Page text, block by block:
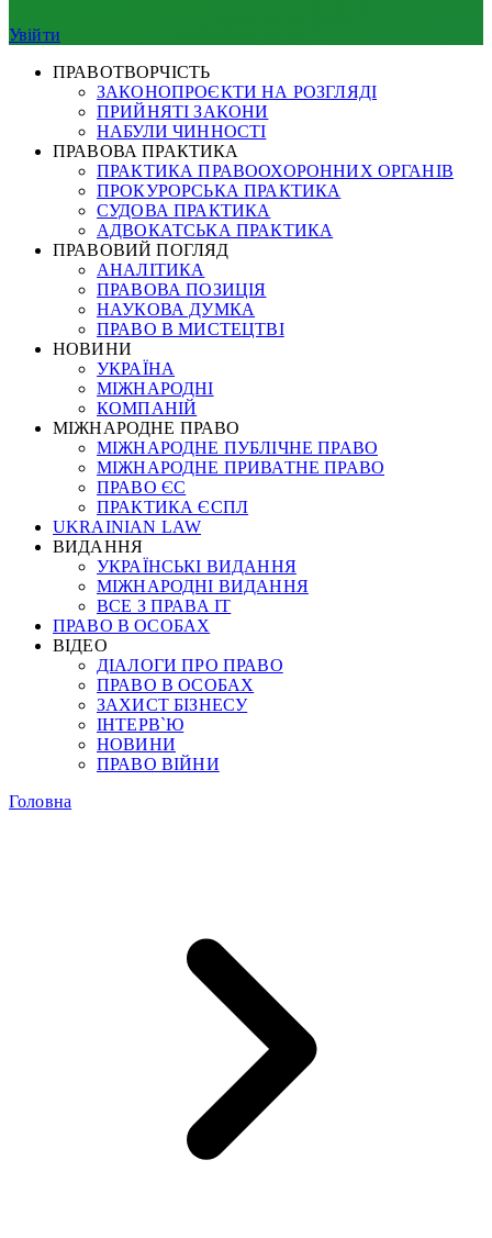
Увійти
ПРАВОТВОРЧІСТЬ
ЗАКОНОПРОЄКТИ НА РОЗГЛЯДІ
ПРИЙНЯТІ ЗАКОНИ
НАБУЛИ ЧИННОСТІ
ПРАВОВА ПРАКТИКА
ПРАКТИКА ПРАВООХОРОННИХ ОРГАНІВ
ПРОКУРОРСЬКА ПРАКТИКА
СУДОВА ПРАКТИКА
АДВОКАТСЬКА ПРАКТИКА
ПРАВОВИЙ ПОГЛЯД
АНАЛІТИКА
ПРАВОВА ПОЗИЦІЯ
НАУКОВА ДУМКА
ПРАВО В МИСТЕЦТВІ
НОВИНИ
УКРАЇНА
МІЖНАРОДНІ
КОМПАНІЙ
МІЖНАРОДНЕ ПРАВО
МІЖНАРОДНЕ ПУБЛІЧНЕ ПРАВО
МІЖНАРОДНЕ ПРИВАТНЕ ПРАВО
ПРАВО ЄС
ПРАКТИКА ЄСПЛ
UKRAINIAN LAW
ВИДАННЯ
УКРАЇНСЬКІ ВИДАННЯ
МІЖНАРОДНІ ВИДАННЯ
ВСЕ З ПРАВА ІТ
ПРАВО В ОСОБАХ
ВІДЕО
ДІАЛОГИ ПРО ПРАВО
ПРАВО В ОСОБАХ
ЗАХИСТ БІЗНЕСУ
ІНТЕРВ`Ю
НОВИНИ
ПРАВО ВІЙНИ
Головна